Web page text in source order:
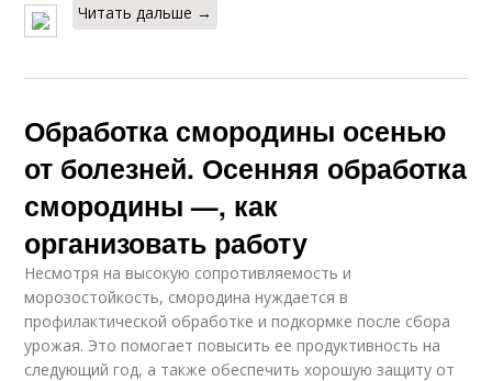
Читать дальше →
Обработка смородины осенью
от болезней. Осенняя обработка
смородины —, как
организовать работу
Несмотря на высокую сопротивляемость и
морозостойкость, смородина нуждается в
профилактической обработке и подкормке после сбора
урожая. Это помогает повысить ее продуктивность на
следующий год, а также обеспечить хорошую защиту от